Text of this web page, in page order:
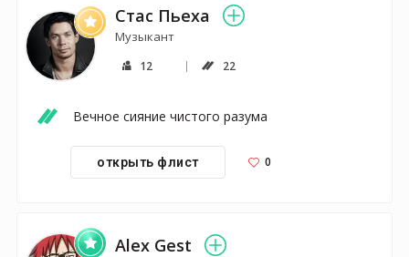
Стас Пьеха
Музыкант
12 22
Вечное сияние чистого разума
открыть флист 0
Alex Gest